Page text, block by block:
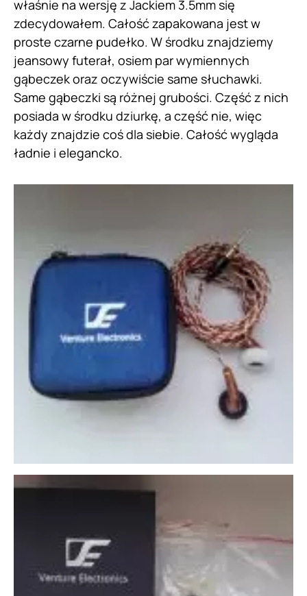
właśnie na wersję z Jackiem 3.5mm się
zdecydowałem. Całość zapakowana jest w
proste czarne pudełko. W środku znajdziemy
jeansowy futerał, osiem par wymiennych
gąbeczek oraz oczywiście same słuchawki.
Same gąbeczki są różnej grubości. Część z nich
posiada w środku dziurkę, a część nie, więc
każdy znajdzie coś dla siebie. Całość wygląda
ładnie i elegancko.